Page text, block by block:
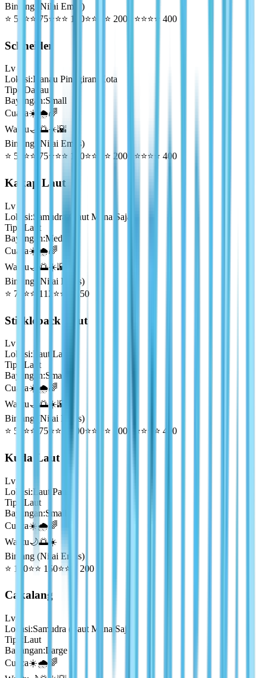
Bintang (Nilai Emas)
⭐ 50 ⭐⭐ 75⭐⭐⭐ 100⭐⭐⭐⭐ 200 ⭐⭐⭐⭐⭐ 400
Schneider
Lv
Lokasi:Danau Pinggiran Kota
Tipe
Danau
Bayangan:Small
Cuaca☀️🌧️🌈
Waktu🌙🌅☀️🌇
Bintang (Nilai Emas)
⭐ 50 ⭐⭐ 75⭐⭐⭐ 100⭐⭐⭐⭐ 200 ⭐⭐⭐⭐⭐ 400
Kakap Laut
Lv
Lokasi:Samudra (Laut Mana Saja)
Tipe
Laut
Bayangan:Medium
Cuaca☀️🌧️🌈
Waktu🌙🌅☀️🌇
Bintang (Nilai Emas)
⭐ 75 ⭐⭐ 112 ⭐⭐⭐ 150
Stickleback Laut
Lv
Lokasi:Laut Lama
Tipe
Laut
Bayangan:Small
Cuaca☀️🌧️🌈
Waktu🌙🌅☀️🌇
Bintang (Nilai Emas)
⭐ 50 ⭐⭐ 75 ⭐⭐⭐ 100⭐⭐⭐⭐ 200 ⭐⭐⭐⭐⭐ 400
Kuda Laut
Lv
Lokasi:Laut Paus
Tipe
Laut
Bayangan:Small
Cuaca☀️🌧️🌈
Waktu🌙🌅☀️
Bintang (Nilai Emas)
⭐ 100⭐⭐ 150⭐⭐⭐ 200
Cakalang
Lv
Lokasi:Samudra (Laut Mana Saja)
Tipe
Laut
Bayangan:Large
Cuaca☀️🌧️🌈